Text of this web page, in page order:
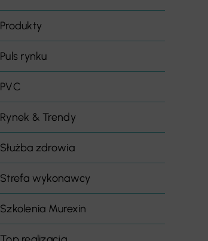
Produkty
Puls rynku
PVC
Rynek & Trendy
Służba zdrowia
Strefa wykonawcy
Szkolenia Murexin